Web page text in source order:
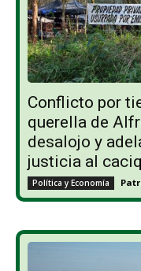
Conflicto por
querella de
desalojo y
justicia al
Política y Economía